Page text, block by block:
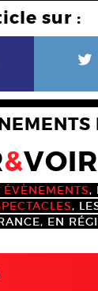
sur :
L
&VOIR
ÉVÈNEMENTS,
,
EN